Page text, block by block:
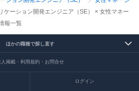
ケーション開発エンジニア（SE） × 女性マネー
報一覧
ほかの職種で探し直す
人掲載・利用規約・お問合せ
ログイン